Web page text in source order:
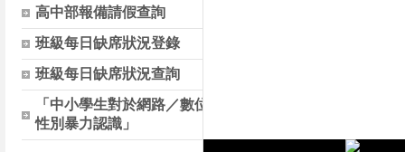
高中部報備請假查詢
班級每日缺席狀況登錄
班級每日缺席狀況查詢
「中小學生對於網路／數位
性別暴力認識」